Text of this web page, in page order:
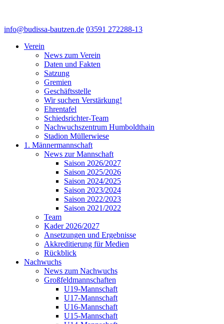
info@budissa-bautzen.de 03591 272288-13
Verein
News zum Verein
Daten und Fakten
Satzung
Gremien
Geschäftsstelle
Wir suchen Verstärkung!
Ehrentafel
Schiedsrichter-Team
Nachwuchszentrum Humboldthain
Stadion Müllerwiese
1. Männermannschaft
News zur Mannschaft
Saison 2026/2027
Saison 2025/2026
Saison 2024/2025
Saison 2023/2024
Saison 2022/2023
Saison 2021/2022
Team
Kader 2026/2027
Ansetzungen und Ergebnisse
Akkreditierung für Medien
Rückblick
Nachwuchs
News zum Nachwuchs
Großfeldmannschaften
U19-Mannschaft
U17-Mannschaft
U16-Mannschaft
U15-Mannschaft